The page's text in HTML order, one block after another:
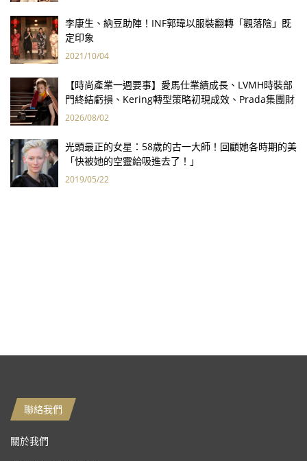
李康生、納豆助陣！INF郭瑋以服裝翻轉「觀落陰」既
定印象
2021/10/04
【時尚產業一週要事】愛馬仕業績成長、LVMH時裝部
門終結虧損、Kering轉型策略初現成效、Prada集團財
報亮眼
2026/08/02
光頭最正的女星：58歲的古一大師！回顧她各時期的美
「快被她的空靈給吸進去了！」
2019/05/22
聯絡我們
關於我們